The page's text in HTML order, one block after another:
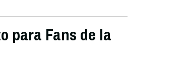
para Fans de la